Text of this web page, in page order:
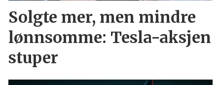
Solgte mer, men mindre
lønnsomme: Tesla-aksjen
stuper